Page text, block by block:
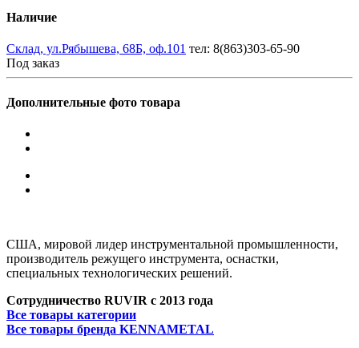
Наличие
Склад, ул.Рябышева, 68Б, оф.101 тел: 8(863)303-65-90
Под заказ
Дополнительные фото товара
США, мировой лидер инструментальной промышленности,
производитель режущего инструмента, оснастки,
специальных технологических решений.
Сотрудничество RUVIR с 2013 года
Все товары категории
Все товары бренда KENNAMETAL